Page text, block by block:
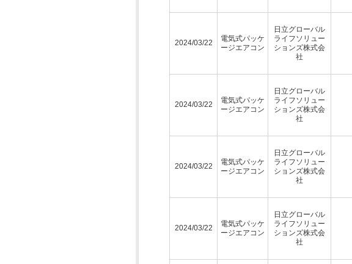
2024/03/22
電気式パッケ
ージエアコン
日立グローバル
ライフソリュー
ションズ株式会
社
2024/03/22
電気式パッケ
ージエアコン
日立グローバル
ライフソリュー
ションズ株式会
社
2024/03/22
電気式パッケ
ージエアコン
日立グローバル
ライフソリュー
ションズ株式会
社
2024/03/22
電気式パッケ
ージエアコン
日立グローバル
ライフソリュー
ションズ株式会
社